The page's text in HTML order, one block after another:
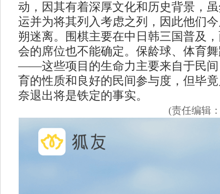
动，因其有着深厚文化和历史背景，
运并为将其列入考虑之列，因此他们
朔迷离。围棋主要在中日韩三国普及
会的席位也不能确定。保龄球、体育
——这些项目的生命力主要来自于民间
育的性质和良好的民间参与度，但毕
奈退出将是铁定的事实。
(责任编辑